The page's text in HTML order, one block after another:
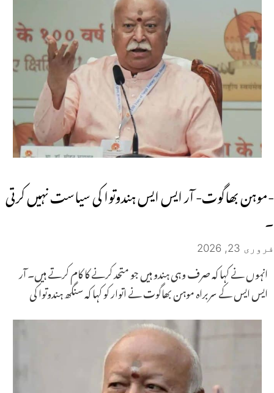
-موہن بھاگوت- آر ایس ایس ہندوتوا کی سیاست نہیں کرتی
۔
فروری 23, 2026
انہوں نے کہا کہ صرف وہی ہندو ہیں جو متحد کرنے کا کام کرتے ہیں۔ آر
ایس ایس کے سربراہ موہن بھاگوت نے اتوار کو کہا کہ سنگھ ہندوتوا کی